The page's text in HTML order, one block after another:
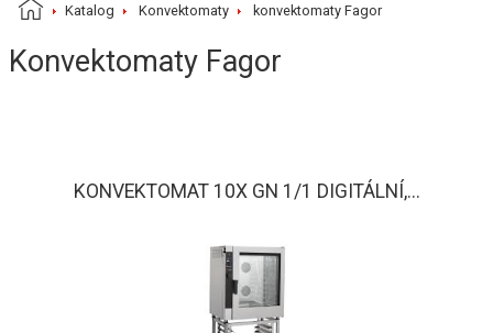
Katalog Konvektomaty konvektomaty Fagor
Konvektomaty Fagor
KONVEKTOMAT 10X GN 1/1 DIGITÁLNÍ,...